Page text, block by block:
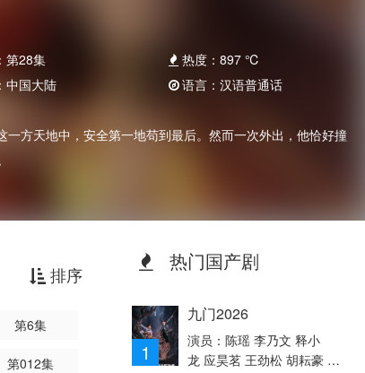
第28集 热度： 897℃
中国大陆 语言： 汉语普通话
方天地中，安全第一地苟到最后。然而一次外出，他恰好撞
排序
第6集
第012集
热门国产剧
1
九门2026
演员：陈瑶 李乃文 释小
龙 应昊茗 王劲松 胡耘豪 季